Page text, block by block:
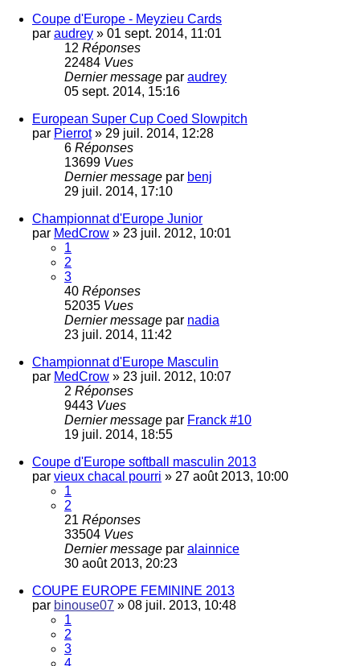
Coupe d'Europe - Meyzieu Cards
par audrey » 01 sept. 2014, 11:01
12 Réponses
22484 Vues
Dernier message par audrey
05 sept. 2014, 15:16
European Super Cup Coed Slowpitch
par Pierrot» 29 juil. 2014, 12:28
6 Réponses
13699 Vues
Dernier message par benj
29 juil. 2014, 17:10
Championnat d'Europe Junior
par MedCrow » 23 juil. 2012, 10:01
1
2
3
40 Réponses
52035 Vues
Dernier message par nadia
23 juil. 2014, 11:42
Championnat d'Europe Masculin
par MedCrow » 23 juil. 2012, 10:07
2 Réponses
9443 Vues
Dernier message par Franck #10
19 juil. 2014, 18:55
Coupe d'Europe softball masculin 2013
par vieux chacal pourri » 27 août 2013, 10:00
1
2
21 Réponses
33504 Vues
Dernier message par alainnice
30 août 2013, 20:23
COUPE EUROPE FEMININE 2013
par binouse07 » 08 juil. 2013, 10:48
1
2
3